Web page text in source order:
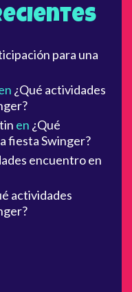
para una
¿Qué actividades
en ¿Qué
fiesta Swinger?
encuentro en
actividades